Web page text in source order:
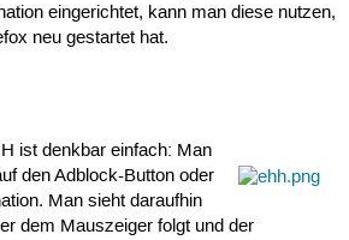
eingerichtet, kann man diese nutzen,
neu gestartet hat.
ist denkbar einfach: Man
den Adblock-Button oder
Man sieht daraufhin
dem Mauszeiger folgt und der